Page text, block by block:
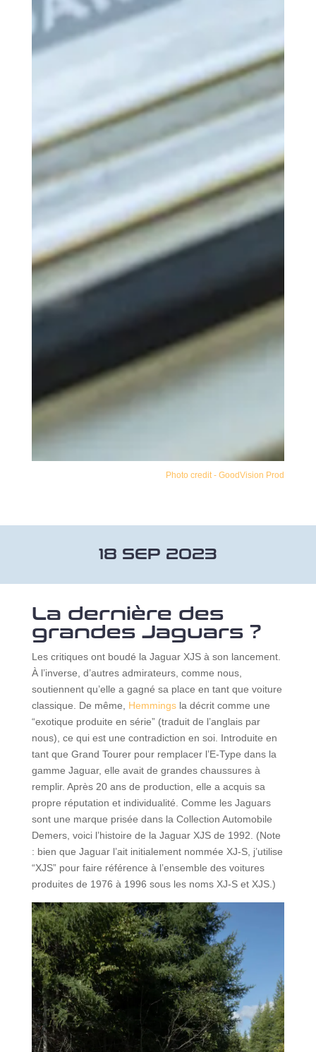
Photo credit - GoodVision Prod
18 SEP 2023
La dernière des
grandes Jaguars ?
Les critiques ont boudé la Jaguar XJS à son lancement.
À l’inverse, d’autres admirateurs, comme nous,
soutiennent qu’elle a gagné sa place en tant que voiture
classique. De même, Hemmingsla décrit comme une
“exotique produite en série” (traduit de l’anglais par
nous), ce qui est une contradiction en soi. Introduite en
tant que Grand Tourer pour remplacer l’E-Type dans la
gamme Jaguar, elle avait de grandes chaussures à
remplir. Après 20 ans de production, elle a acquis sa
propre réputation et individualité. Comme les Jaguars
sont une marque prisée dans la Collection Automobile
Demers, voici l’histoire de la Jaguar XJS de 1992. (Note
: bien que Jaguar l’ait initialement nommée XJ-S, j’utilise
“XJS” pour faire référence à l’ensemble des voitures
produites de 1976 à 1996 sous les noms XJ-S et XJS.)